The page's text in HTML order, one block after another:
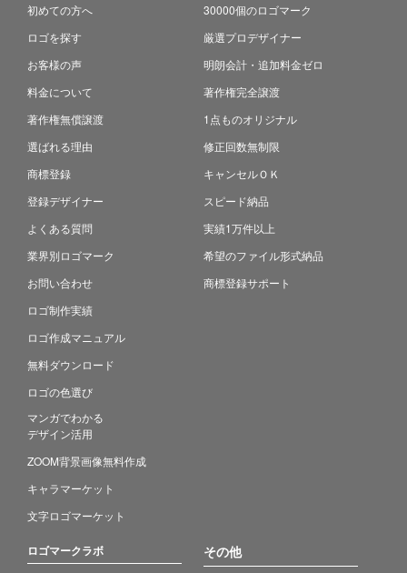
初めての方へ
ロゴを探す
お客様の声
料金について
著作権無償譲渡
選ばれる理由
商標登録
登録デザイナー
よくある質問
業界別ロゴマーク
お問い合わせ
ロゴ制作実績
ロゴ作成マニュアル
無料ダウンロード
ロゴの色選び
マンガでわかる
デザイン活用
ZOOM背景画像無料作成
キャラマーケット
文字ロゴマーケット
30000個のロゴマーク
厳選プロデザイナー
明朗会計・追加料金ゼロ
著作権完全譲渡
1点ものオリジナル
修正回数無制限
キャンセルＯＫ
スピード納品
実績1万件以上
希望のファイル形式納品
商標登録サポート
ロゴマークラボ その他